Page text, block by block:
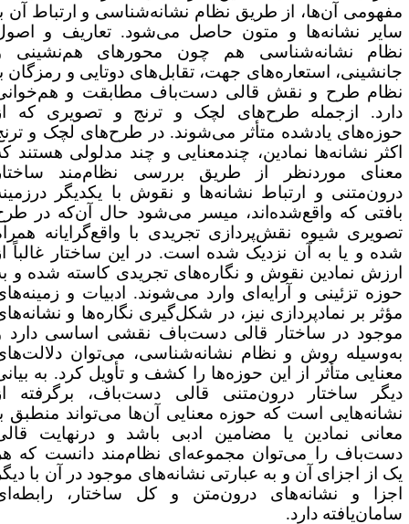
آن‌ها، از طریق نظام نشانه‌شناسی و ارتباط آن با
نشانه‌ها و متون حاصل می‌شود. تعاریف و اصول
نشانه‌شناسی هم چون محورهای هم‌نشینی و
استعاره‌های جهت، تقابل‌های دوتایی و رمزگان با
طرح و نقش قالی دست‌باف مطابقت و هم‌خوانی
ازجمله طرح‌های لچک و ترنج و تصویری که از
یادشده متأثر می‌شوند. در طرح‌های لچک و ترنج
نشانه‌ها نمادین، چندمعنایی و چند مدلولی هستند که
موردنظر از طریق بررسی نظام‌مند ساختار
و ارتباط نشانه‌ها و نقوش با یکدیگر درزمینه
که واقع‌شده‌اند، میسر می‌شود حال آن‌که در طرح
شیوه نقش‌پردازی تجریدی با واقع‌گرایانه همراه
و یا به آن نزدیک شده است. در این ساختار غالباً از
نمادین نقوش و نگاره‌های تجریدی کاسته شده و به
تزئینی و آرایه‌ای وارد می‌شوند. ادبیات و زمینه‌های
بر نمادپردازی نیز، در شکل‌گیری نگاره‌ها و نشانه‌های
در ساختار قالی دست‌باف نقشی اساسی دارد و
روش و نظام نشانه‌شناسی، می‌توان دلالت‌های
متأثر از این حوزه‌ها را کشف و تأویل کرد. به بیانی
ساختار درون‌متنی قالی دست‌باف، برگرفته از
است که حوزه معنایی آن‌ها می‌تواند منطبق با
نمادین یا مضامین ادبی باشد و درنهایت قالی
را می‌توان مجموعه‌ای نظام‌مند دانست که هر
از اجزای آن و به عبارتی نشانه‌های موجود در آن با دیگر
و نشانه‌های درون‌متن و کل ساختار، رابطه‌ای
دارد.